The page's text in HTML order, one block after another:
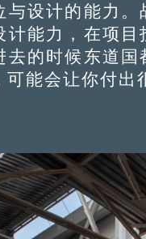
计的能力。
计能力，在项
去的时候东道
可能会让你付出